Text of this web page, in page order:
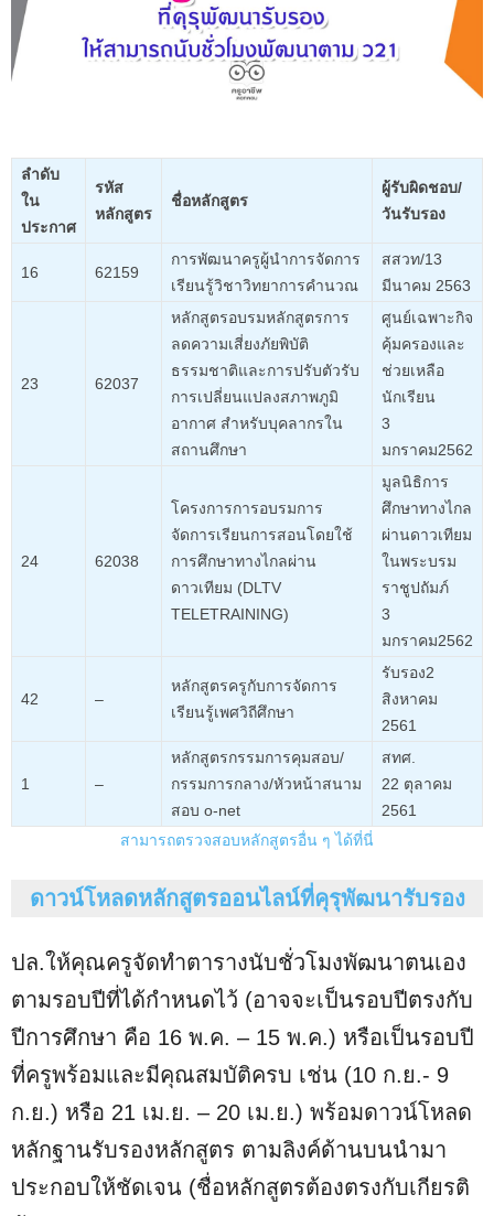
ลำดับ
ใน
ประกาศ
รหัส
หลักสูตร
ชื่อหลักสูตร
ผู้รับผิดชอบ/
วันรับรอง
16 62159
การพัฒนาครูผู้นำการจัดการ
เรียนรู้วิชาวิทยาการคำนวณ
สสวท/13
มีนาคม 2563
23 62037
หลักสูตรอบรมหลักสูตรการ
ลดความเสี่ยงภัยพิบัติ
ธรรมชาติและการปรับตัวรับ
การเปลี่ยนแปลงสภาพภูมิ
อากาศ สำหรับบุคลากรใน
สถานศึกษา
ศูนย์เฉพาะกิจ
คุ้มครองและ
ช่วยเหลือ
นักเรียน
3
มกราคม2562
24 62038
โครงการการอบรมการ
จัดการเรียนการสอนโดยใช้
การศึกษาทางไกลผ่าน
ดาวเทียม (DLTV
TELETRAINING)
มูลนิธิการ
ศึกษาทางไกล
ผ่านดาวเทียม
ในพระบรม
ราชูปถัมภ์
3
มกราคม2562
42 –
หลักสูตรครูกับการจัดการ
เรียนรู้เพศวิถีศึกษา
รับรอง2
สิงหาคม
2561
1 –
หลักสูตรกรรมการคุมสอบ/
กรรมการกลาง/หัวหน้าสนาม
สอบ o-net
สทศ.
22 ตุลาคม
2561
สามารถตรวจสอบหลักสูตรอื่น ๆ ได้ที่นี่
ดาวน์โหลดหลักสูตรออนไลน์ที่คุรุพัฒนารับรอง
ปล.ให้คุณครูจัดทำตารางนับชั่วโมงพัฒนาตนเอง
ตามรอบปีที่ได้กำหนดไว้ (อาจจะเป็นรอบปีตรงกับ
ปีการศึกษา คือ 16 พ.ค. – 15 พ.ค.) หรือเป็นรอบปี
ที่ครูพร้อมและมีคุณสมบัติครบ เช่น (10 ก.ย.- 9
ก.ย.) หรือ 21 เม.ย. – 20 เม.ย.) พร้อมดาวน์โหลด
หลักฐานรับรองหลักสูตร ตามลิงค์ด้านบนนำมา
ประกอบให้ชัดเจน (ชื่อหลักสูตรต้องตรงกับเกียรติ